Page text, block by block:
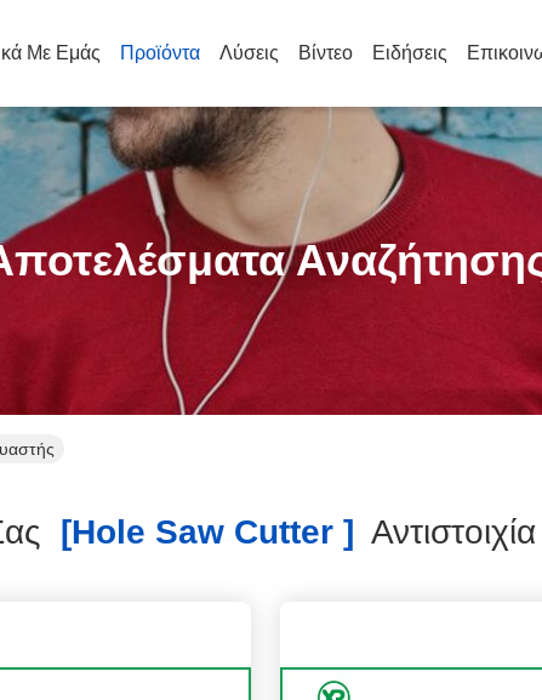
Με Εμάς Προϊόντα Λύσεις Βίντεο Ειδήσεις
[hole Saw Cutter ] Αντιστοιχία